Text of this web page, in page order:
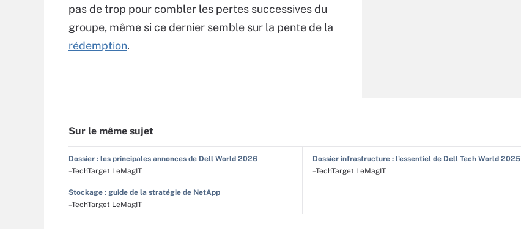
pas de trop pour combler les pertes successives du
groupe, même si ce dernier semble sur la pente de la
rédemption.
Sur le même sujet
Dossier : les principales annonces de Dell World 2026
–TechTarget LeMagIT
Dossier infrastructure : l'essentiel de Dell Tech World 2025
–TechTarget LeMagIT
Stockage : guide de la stratégie de NetApp
–TechTarget LeMagIT